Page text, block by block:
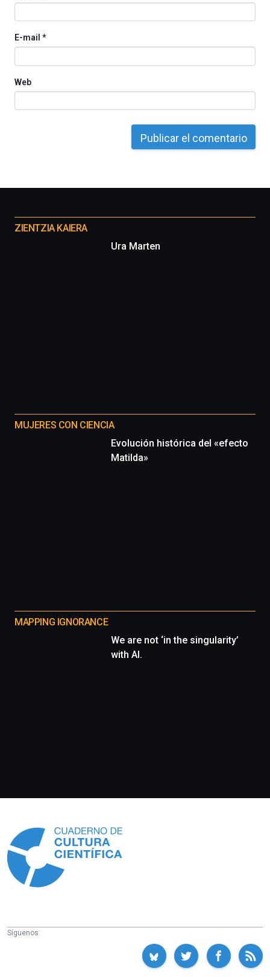
E-mail *
Web
proyectos
ZIENTZIA KAIERA
Ura Marten
MUJERES CON CIENCIA
Evolución histórica del «efecto
Matilda»
MAPPING IGNORANCE
We are not ‘in the singularity’
with AI.
Síguenos: